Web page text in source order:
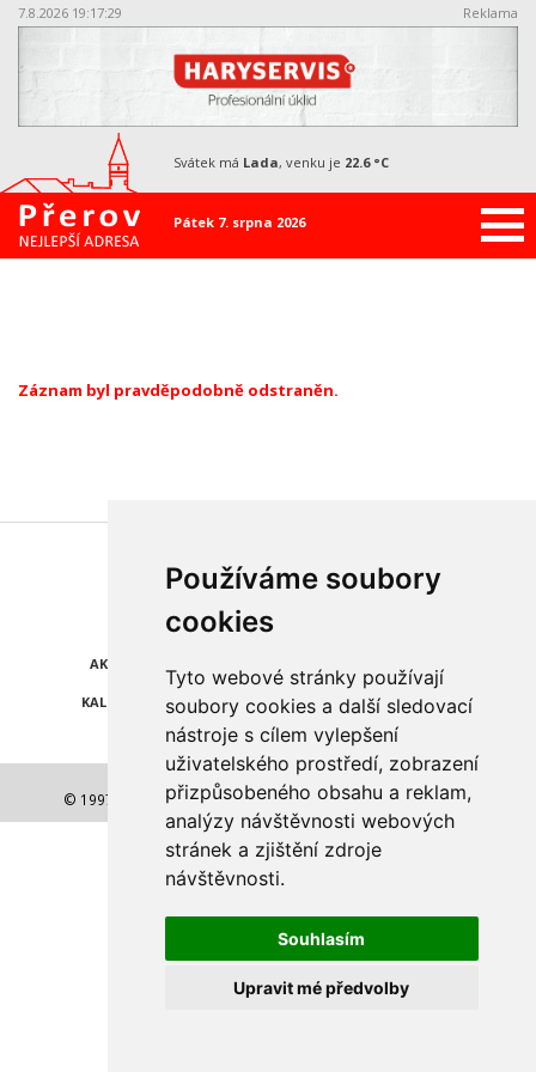
Používáme soubory
cookies
Tyto webové stránky používají
soubory cookies a další sledovací
nástroje s cílem vylepšení
uživatelského prostředí, zobrazení
přizpůsobeného obsahu a reklam,
analýzy návštěvnosti webových
stránek a zjištění zdroje
návštěvnosti.
Souhlasím
Upravit mé předvolby
7.8.2026 19:17:30 Reklama
Pátek 7. srpna 2026
svátek má Lada, venku je 22.6 °C
Záznam byl pravděpodobně odstraněn.
Najdete nás také na
AKCE A SLEVY
KALENDÁŘ AKCÍ POČASÍ
© 1997-2026 NEJLEPŠÍ ADRESA a.s. Všechna práva vyhrazena.